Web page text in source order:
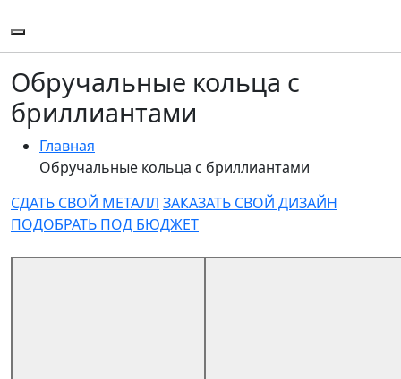
Обручальные кольца с
бриллиантами
Главная
Обручальные кольца с бриллиантами
СДАТЬ СВОЙ МЕТАЛЛ ЗАКАЗАТЬ СВОЙ ДИЗАЙН
ПОДОБРАТЬ ПОД БЮДЖЕТ